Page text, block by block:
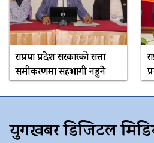
राप्रपा प्रदेश सरकारको सत्ता
समीकरणमा सहभागी नहुने
युगखबर डिजिटल